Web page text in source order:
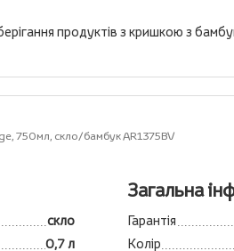
продуктів з кришкою з
750мл, скло/бамбук AR1375BV
скло
0,7 л
Загальна
Гарантія
Колір